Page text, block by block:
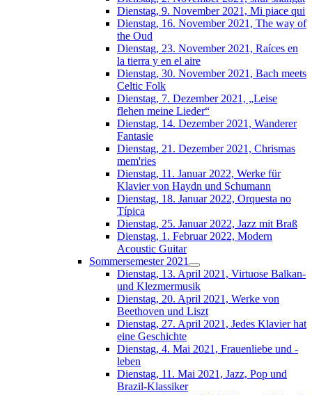
Dienstag, 9. November 2021, Mi piace qui
Dienstag, 16. November 2021, The way of
the Oud
Dienstag, 23. November 2021, Raíces en
la tierra y en el aire
Dienstag, 30. November 2021, Bach meets
Celtic Folk
Dienstag, 7. Dezember 2021, „Leise
flehen meine Lieder“
Dienstag, 14. Dezember 2021, Wanderer
Fantasie
Dienstag, 21. Dezember 2021, Chrismas
mem'ries
Dienstag, 11. Januar 2022, Werke für
Klavier von Haydn und Schumann
Dienstag, 18. Januar 2022, Orquesta no
Típica
Dienstag, 25. Januar 2022, Jazz mit Braß
Dienstag, 1. Februar 2022, Modern
Acoustic Guitar
Sommersemester 2021
Dienstag, 13. April 2021, Virtuose Balkan-
und Klezmermusik
Dienstag, 20. April 2021, Werke von
Beethoven und Liszt
Dienstag, 27. April 2021, Jedes Klavier hat
eine Geschichte
Dienstag, 4. Mai 2021, Frauenliebe und -
leben
Dienstag, 11. Mai 2021, Jazz, Pop und
Brazil-Klassiker